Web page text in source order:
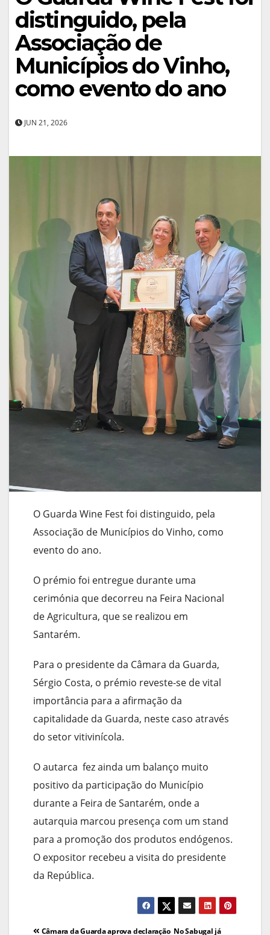
distinguido, pela
Associação de
Municípios do Vinho,
como evento do ano
JUN 21, 2026
O Guarda Wine Fest foi distinguido, pela
Associação de Municípios do Vinho, como
evento do ano.
O prémio foi entregue durante uma
cerimónia que decorreu na Feira Nacional
de Agricultura, que se realizou em
Santarém.
Para o presidente da Câmara da Guarda,
Sérgio Costa, o prémio reveste-se de vital
importância para a afirmação da
capitalidade da Guarda, neste caso através
do setor vitivinícola.
O autarca fez ainda um balanço muito
positivo da participação do Município
durante a Feira de Santarém, onde a
autarquia marcou presença com um stand
para a promoção dos produtos endógenos.
O expositor recebeu a visita do presidente
da República.
No Sabugal já
Câmara da Guarda aprova declaração